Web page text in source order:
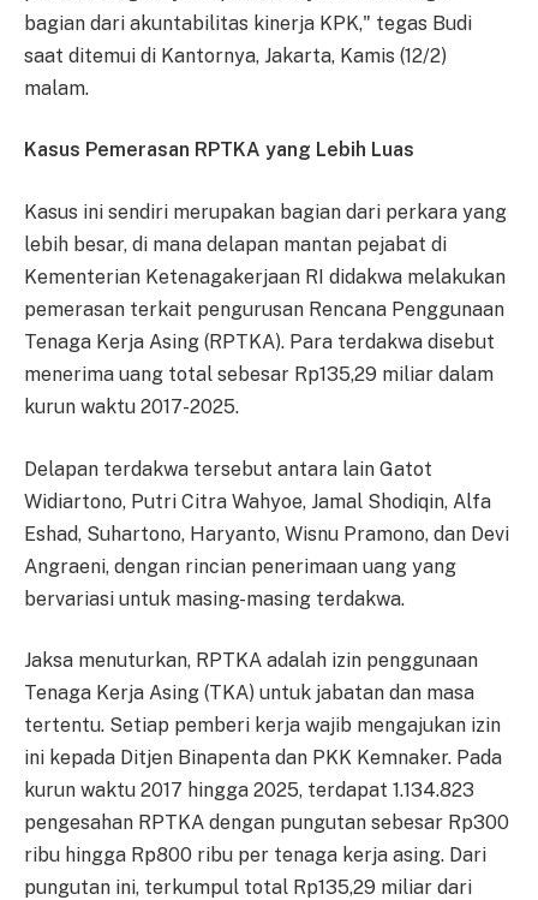
bagian dari akuntabilitas kinerja KPK," tegas Budi
saat ditemui di Kantornya, Jakarta, Kamis (12/2)
malam.
Kasus Pemerasan RPTKA yang Lebih Luas
Kasus ini sendiri merupakan bagian dari perkara yang
lebih besar, di mana delapan mantan pejabat di
Kementerian Ketenagakerjaan RI didakwa melakukan
pemerasan terkait pengurusan Rencana Penggunaan
Tenaga Kerja Asing (RPTKA). Para terdakwa disebut
menerima uang total sebesar Rp135,29 miliar dalam
kurun waktu 2017-2025.
Delapan terdakwa tersebut antara lain Gatot
Widiartono, Putri Citra Wahyoe, Jamal Shodiqin, Alfa
Eshad, Suhartono, Haryanto, Wisnu Pramono, dan Devi
Angraeni, dengan rincian penerimaan uang yang
bervariasi untuk masing-masing terdakwa.
Jaksa menuturkan, RPTKA adalah izin penggunaan
Tenaga Kerja Asing (TKA) untuk jabatan dan masa
tertentu. Setiap pemberi kerja wajib mengajukan izin
ini kepada Ditjen Binapenta dan PKK Kemnaker. Pada
kurun waktu 2017 hingga 2025, terdapat 1.134.823
pengesahan RPTKA dengan pungutan sebesar Rp300
ribu hingga Rp800 ribu per tenaga kerja asing. Dari
pungutan ini, terkumpul total Rp135,29 miliar dari